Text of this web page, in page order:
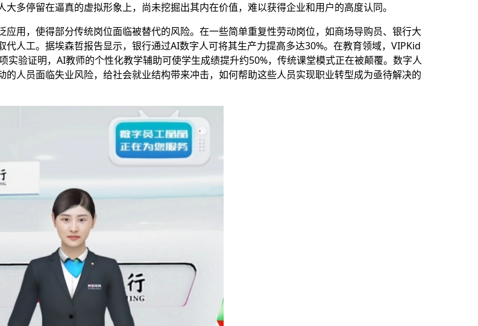
多停留在逼真的虚拟形象上，尚未挖掘出其内在价值，难以获得企业和用户的高度认同。
应用，使得部分传统岗位面临被替代的风险。在一些简单重复性劳动岗位，如商场导购员、银行大
人工。据埃森哲报告显示，银行通过AI数字人可将其生产力提高多达30%。在教育领域，VIPKid
验证明，AI教师的个性化教学辅助可使学生成绩提升约50%，传统课堂模式正在被颠覆。数字人
人员面临失业风险，给社会就业结构带来冲击，如何帮助这些人员实现职业转型成为亟待解决的